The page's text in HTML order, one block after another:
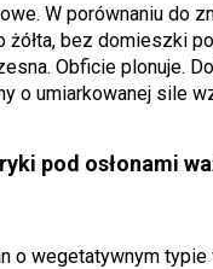
W porównaniu do
żółta, bez domieszki
Obficie plonuje.
o umiarkowanej sile
pod osłonami
o wegetatywnym